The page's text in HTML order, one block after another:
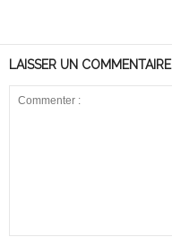
LAISSER UN COMMENTAIRE